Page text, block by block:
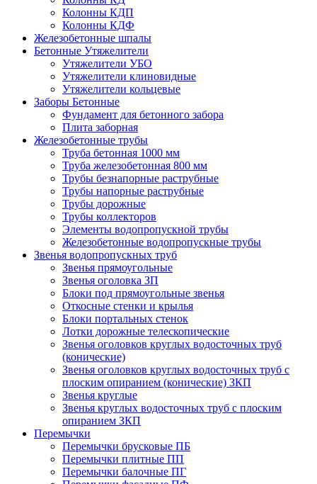
Колонны КДП
Колонны КДФ
Железобетонные шпалы
Бетонные Утяжелители
Утяжелители УБО
Утяжелители клиновидные
Утяжелители кольцевые
Заборы Бетонные
Фундамент для бетонного забора
Плита заборная
Железобетонные трубы
Труба бетонная 1000 мм
Труба железобетонная 800 мм
Трубы безнапорные раструбные
Трубы напорные раструбные
Трубы дорожные
Трубы коллекторов
Элементы водопропускной трубы
Железобетонные водопропускные трубы
Звенья водопропускных труб
Звенья прямоугольные
Звенья оголовка ЗП
Блоки под прямоугольные звенья
Откосные стенки и крылья
Блоки портальных стенок
Лотки дорожные телескопические
Звенья оголовков круглых водосточных труб
(конические)
Звенья оголовков круглых водосточных труб с
плоским опиранием (конические) ЗКП
Звенья круглые
Звенья круглых водосточных труб с плоским
опиранием ЗКП
Перемычки
Перемычки брусковые ПБ
Перемычки плитные ПП
Перемычки балочные ПГ